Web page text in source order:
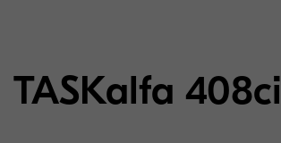
TASKalfa 408ci